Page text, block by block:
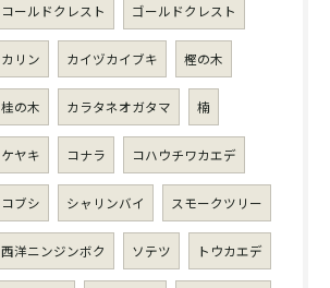
コールドクレスト ゴールドクレスト
カリン カイヅカイブキ 樫の木
桂の木 カラタネオガタマ 楠
ケヤキ コナラ コハウチワカエデ
コブシ シャリンバイ スモークツリー
西洋ニンジンボク ソテツ トウカエデ